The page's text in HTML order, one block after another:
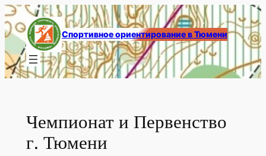
Перейти
к
содержимому
Спортивное ориентирование в Тюмени
Чемпионат и Первенство
г. Тюмени